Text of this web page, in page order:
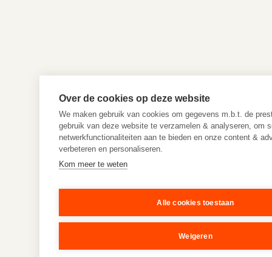
Over de cookies op deze website
We maken gebruik van cookies om gegevens m.b.t. de
gebruik van deze website te verzamelen & analyseren, om
netwerkfunctionaliteiten aan te bieden en onze content &
verbeteren en personaliseren.
Kom meer te weten
Alle cookies toestaan
Weigeren